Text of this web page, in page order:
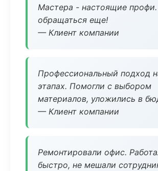
Мастера - настоящие
обращаться еще!
— Клиент компании
Профессиональный подход
этапах. Помогли с выбором
материалов, уложились в
— Клиент компании
Ремонтировали офис.
быстро, не мешали